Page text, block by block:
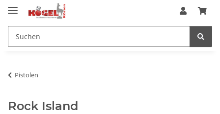
Pistolen
Rock Island